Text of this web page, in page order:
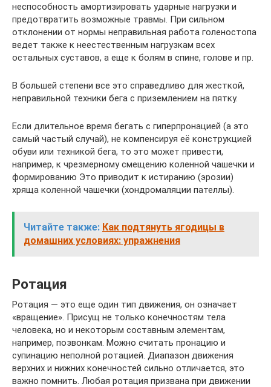
неспособность амортизировать ударные нагрузки и
предотвратить возможные травмы. При сильном
отклонении от нормы неправильная работа голеностопа
ведет также к неестественным нагрузкам всех
остальных суставов, а еще к болям в спине, голове и пр.
В большей степени все это справедливо для жесткой,
неправильной техники бега с приземлением на пятку.
Если длительное время бегать с гиперпронацией (а это
самый частый случай), не компенсируя её конструкцией
обуви или техникой бега, то это может привести,
например, к чрезмерному смещению коленной чашечки и
формированию Это приводит к истиранию (эрозии)
хряща коленной чашечки (хондромаляции пателлы).
Читайте также: Как подтянуть ягодицы в
домашних условиях: упражнения
Ротация
Ротация — это еще один тип движения, он означает
«вращение». Присущ не только конечностям тела
человека, но и некоторым составным элементам,
например, позвонкам. Можно считать пронацию и
супинацию неполной ротацией. Диапазон движения
верхних и нижних конечностей сильно отличается, это
важно помнить. Любая ротация призвана при движении